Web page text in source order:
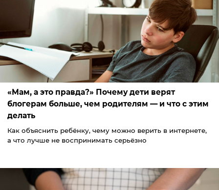
«Мам, а это правда?» Почему дети верят
блогерам больше, чем родителям — и что с этим
делать
Как объяснить ребёнку, чему можно верить в интернете,
а что лучше не воспринимать серьёзно